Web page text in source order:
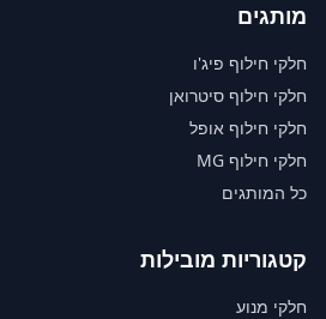
מותגים
חלקי חילוף פיג'ו
חלקי חילוף סיטרואן
חלקי חילוף אופל
חלקי חילוף MG
כל המותגים
קטגוריות מובילות
חלקי מנוע